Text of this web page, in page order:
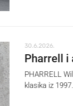
30.6.2026.
Pharrell i
PHARRELL
klasika iz